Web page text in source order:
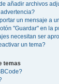
añadir archivos
un mensaje a
"Guardar" en la
necesitan ser
un tema?
temas